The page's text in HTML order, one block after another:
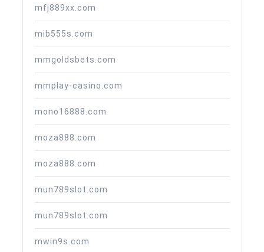
mfj889xx.com
mib555s.com
mmgoldsbets.com
mmplay-casino.com
mono16888.com
moza888.com
moza888.com
mun789slot.com
mun789slot.com
mwin9s.com